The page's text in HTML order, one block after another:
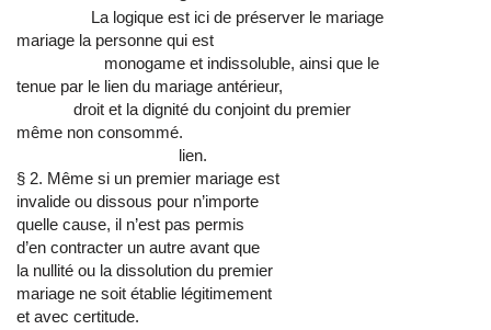
La logique est ici de préserver le mariage
mariage la personne qui est
monogame et indissoluble, ainsi que le
tenue par le lien du mariage antérieur,
droit et la dignité du conjoint du premier
même non consommé.
lien.
§ 2. Même si un premier mariage est
invalide ou dissous pour n’importe
quelle cause, il n’est pas permis
d’en contracter un autre avant que
la nullité ou la dissolution du premier
mariage ne soit établie légitimement
et avec certitude.